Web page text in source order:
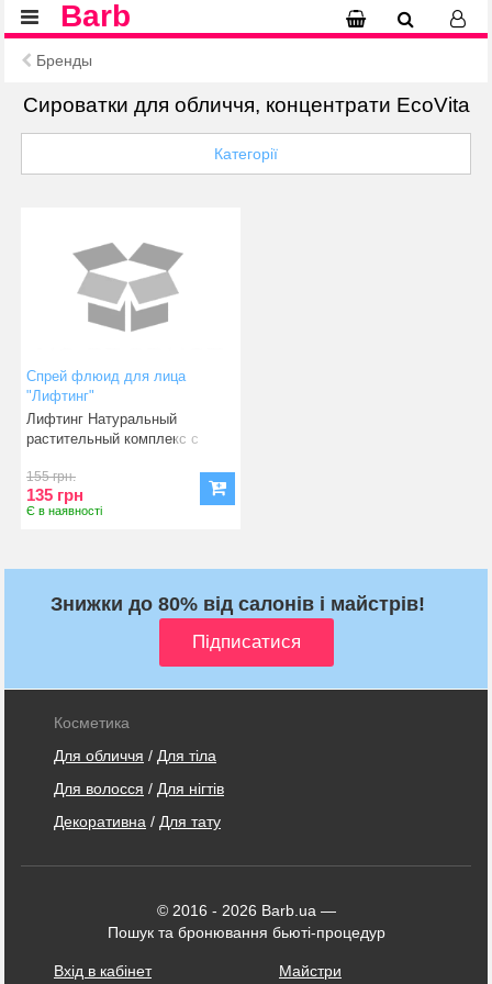
Barb
Бренды
Сироватки для обличчя, концентрати EcoVita
Категорії
Спрей флюид для лица
"Лифтинг"
Лифтинг Натуральный
растительный комплекс с
155 грн.
135 грн
Є в наявності
Знижки до 80% від салонів і майстрів!
Косметика
Для обличчя / Для тіла
Для волосся / Для нігтів
Декоративна / Для тату
© 2016 - 2026 Barb.ua —
Пошук та бронювання бьюті-процедур
Вхід в кабінет Майстри